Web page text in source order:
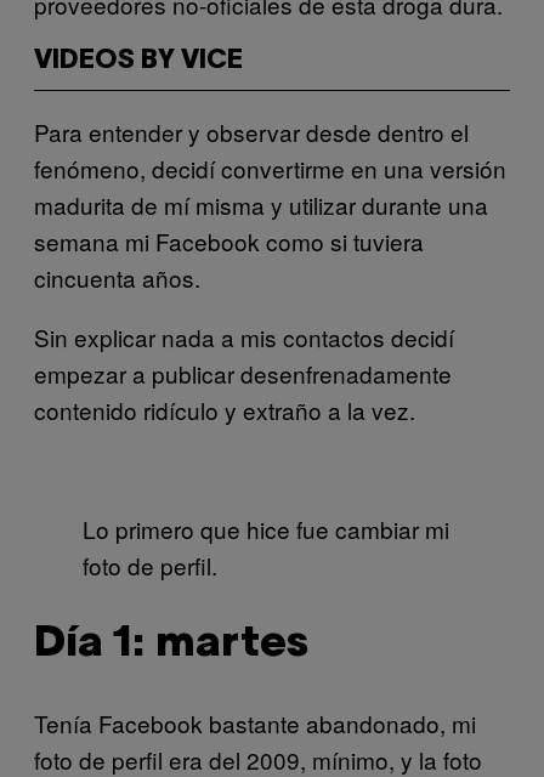
VIDEOS BY VICE
Para entender y observar desde dentro el
fenómeno, decidí convertirme en una versión
madurita de mí misma y utilizar durante una
semana mi Facebook como si tuviera
cincuenta años.
Sin explicar nada a mis contactos decidí
empezar a publicar desenfrenadamente
contenido ridículo y extraño a la vez.
Lo primero que hice fue cambiar mi
foto de perfil.
Día 1: martes
Tenía Facebook bastante abandonado, mi
foto de perfil era del 2009, mínimo, y la foto